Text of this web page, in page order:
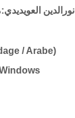
نورالدين
(
/ Arabe